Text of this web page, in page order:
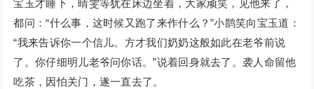
宝玉才睡下，晴雯等犹在床边坐着，大家顽笑，见他来了，
都问：“什么事，这时候又跑了来作什么？”小鹊笑向宝玉道：
“我来告诉你一个信儿。方才我们奶奶这般如此在老爷前说
了。你仔细明儿老爷问你话。”说着回身就去了。袭人命留他
吃茶，因怕关门，遂一直去了。